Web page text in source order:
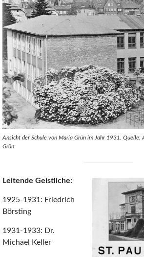
Ansicht der Schule von Maria Grün im Jahr 1931. Quelle:
Grün
Leitende Geistliche:
1925-1931: Friedrich
Börsting
1931-1933: Dr.
Michael Keller